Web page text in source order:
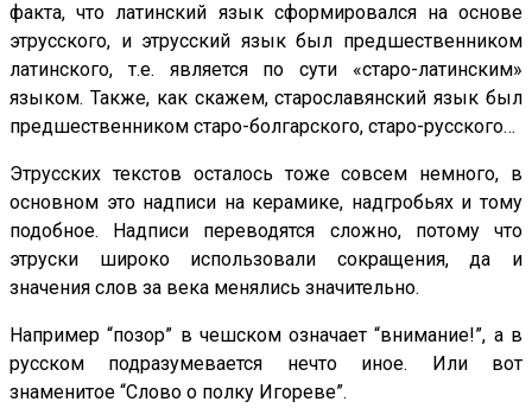
факта, что латинский язык сформировался на основе
этрусского, и этрусский язык был предшественником
латинского, т.е. является по сути «старо-латинским»
языком. Также, как скажем, старославянский язык был
предшественником старо-болгарского, старо-русского…
Этрусских текстов осталось тоже совсем немного, в
основном это надписи на керамике, надгробьях и тому
подобное. Надписи переводятся сложно, потому что
этруски широко использовали сокращения, да и
значения слов за века менялись значительно.
Например “позор” в чешском означает “внимание!”, а в
русском подразумевается нечто иное. Или вот
знаменитое “Слово о полку Игореве”.